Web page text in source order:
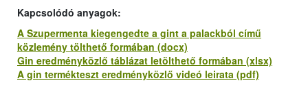
Kapcsolódó anyagok:
A Szupermenta kiegengedte a gint a palackból című
közlemény tölthető formában (docx)
Gin eredményközlő táblázat letölthető formában (xlsx)
A gin termékteszt eredményközlő videó leirata (pdf)